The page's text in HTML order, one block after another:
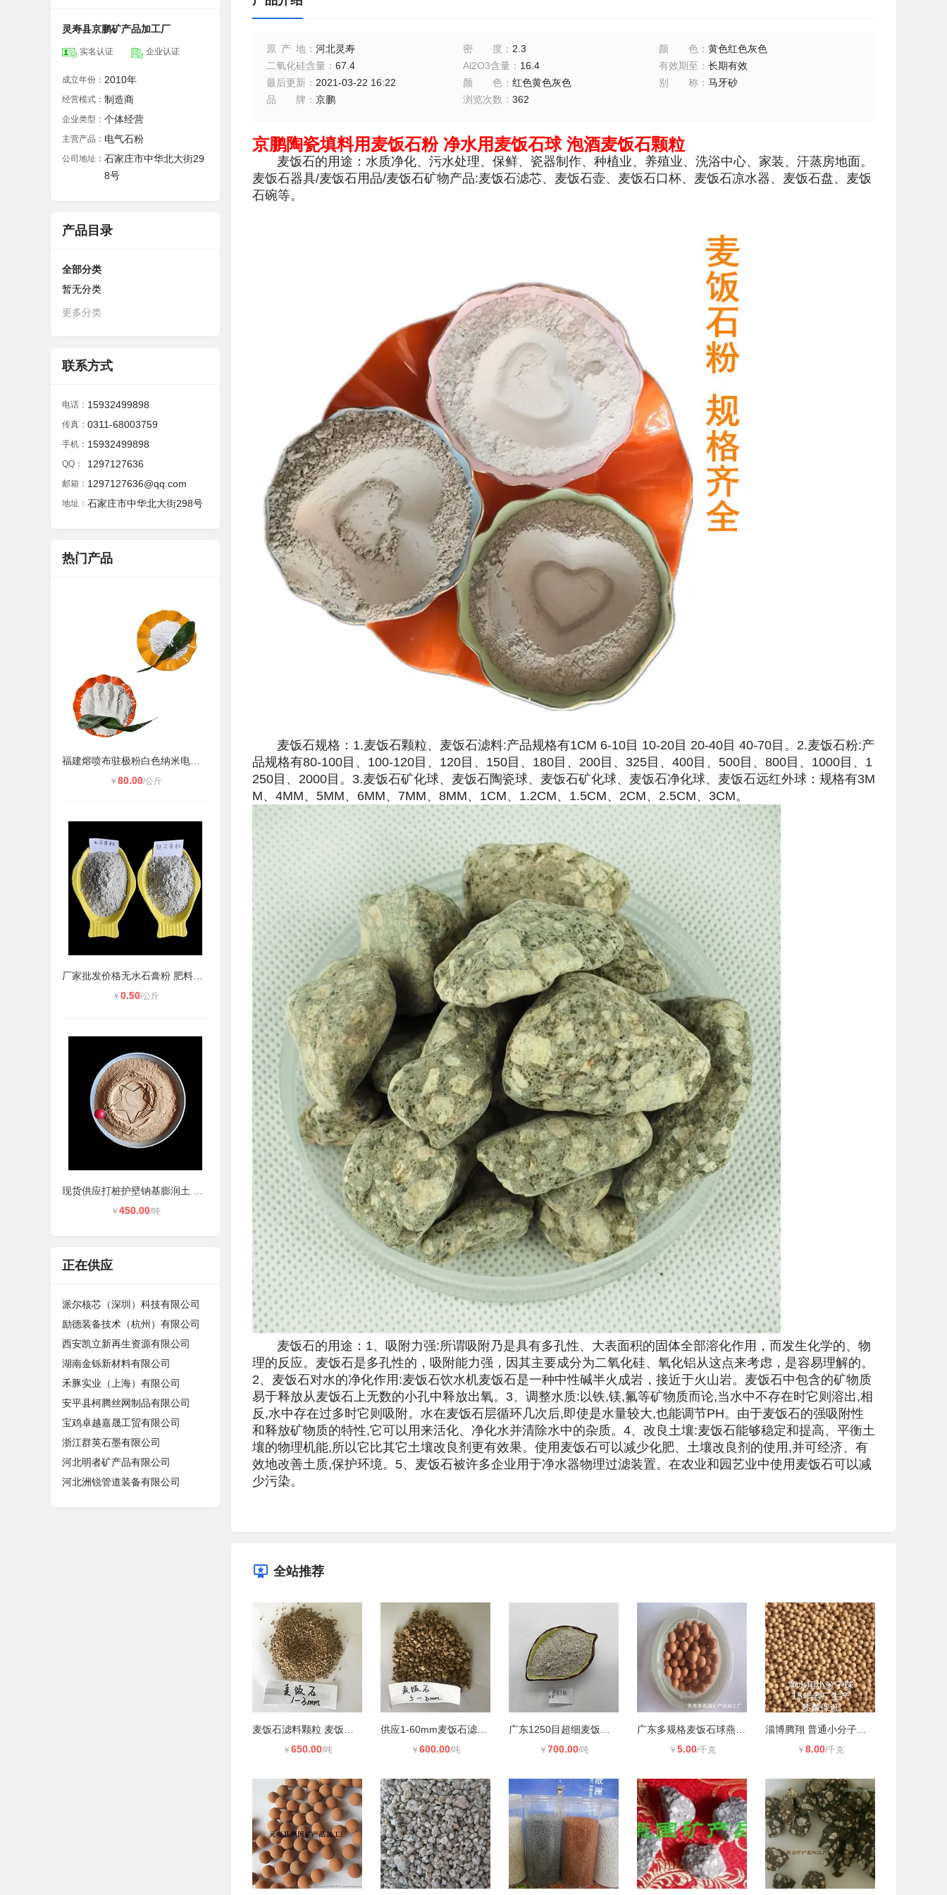
灵寿县京鹏矿产品加工厂
实名认证 企业认证
成立年份： 2010年
经营模式： 制造商
企业类型： 个体经营
主营产品： 电气石粉
公司地址： 石家庄市中华北大街29
8号
产品目录
全部分类
暂无分类
更多分类
联系方式
电话： 15932499898
传真： 0311-68003759
手机： 15932499898
QQ： 1297127636
邮箱： 1297127636@qq.com
地址： 石家庄市中华北大街298号
热门产品
￥ 80.00/公斤
￥ 0.50/公斤
￥ 450.00/吨
正在供应
派尔核芯（深圳）科技有限公司
励德装备技术（杭州）有限公司
西安凯立新再生资源有限公司
湖南金铄新材料有限公司
禾豚实业（上海）有限公司
安平县柯腾丝网制品有限公司
宝鸡卓越嘉晟工贸有限公司
浙江群英石墨有限公司
河北明者矿产品有限公司
河北洲锐管道装备有限公司
原产地 ： 河北灵寿 密度 ： 2.3 颜色 ：黄色红色灰色
二氧化硅含量 ： 67.4 Al2O3含量： 16.4 有效期至 ：长期有效
最后更新 ： 2021-03-22 16:22 颜色： 红色黄色灰色 别称 ：马牙砂
品牌 ： 京鹏 浏览次数 ： 362
京鹏陶瓷填料用麦饭石粉 净水用麦饭石球 泡酒麦饭石颗粒
麦饭石的用途：水质净化、污水处理、保鲜、瓷器制作、种植业、养殖业、洗浴中心、家装、汗蒸房地面。
麦饭石器具/麦饭石用品/麦饭石矿物产品:麦饭石滤芯、麦饭石壶、麦饭石口杯、麦饭石凉水器、麦饭石盘、麦饭
石碗等。
麦饭石规格：1.麦饭石颗粒、麦饭石滤料:产品规格有1CM 6-10目 10-20目 20-40目 40-70目。2.麦饭石粉:产
品规格有80-100目、100-120目、120目、150目、180目、200目、325目、400目、500目、800目、1000目、1
250目、2000目。3.麦饭石矿化球、麦饭石陶瓷球、麦饭石矿化球、麦饭石净化球、麦饭石远红外球：规格有3M
M、4MM、5MM、6MM、7MM、8MM、1CM、1.2CM、1.5CM、2CM、2.5CM、3CM。
麦饭石的用途：1、吸附力强:所谓吸附乃是具有多孔性、大表面积的固体全部溶化作用，而发生化学的、物
理的反应。麦饭石是多孔性的，吸附能力强，因其主要成分为二氧化硅、氧化铝从这点来考虑，是容易理解的。
2、麦饭石对水的净化作用:麦饭石饮水机麦饭石是一种中性碱半火成岩，接近于火山岩。麦饭石中包含的矿物质
易于释放从麦饭石上无数的小孔中释放出氧。3、调整水质:以铁,镁,氟等矿物质而论,当水中不存在时它则溶出,相
反,水中存在过多时它则吸附。水在麦饭石层循环几次后,即使是水量较大,也能调节PH。由于麦饭石的强吸附性
和释放矿物质的特性,它可以用来活化、净化水并清除水中的杂质。4、改良土壤:麦饭石能够稳定和提高、平衡土
壤的物理机能,所以它比其它土壤改良剂更有效果。使用麦饭石可以减少化肥、土壤改良剂的使用,并可经济、有
效地改善土质,保护环境。5、麦饭石被许多企业用于净水器物理过滤装置。在农业和园艺业中使用麦饭石可以减
少污染。
全站推荐
￥ 650.00/吨 ￥ 600.00/吨 ￥ 700.00/吨 ￥ 5.00/千克 ￥ 8.00/千克